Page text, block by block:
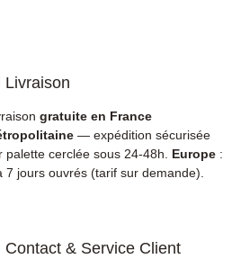
Livraison
gratuite en France
— expédition sécurisée
palette cerclée sous 24-48h. Europe :
7 jours ouvrés (tarif sur demande).
Contact & Service Client